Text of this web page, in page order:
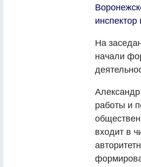
На
начали
работы и
входит в